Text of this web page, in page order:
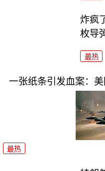
炸疯
枚导
最热
一张纸条引发血案：美
最热